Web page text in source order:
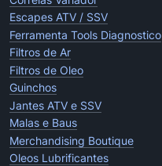
Escapes ATV / SSV
Ferramenta Tools Diagnostico
Filtros de Ar
Filtros de Oleo
Guinchos
Jantes ATV e SSV
Malas e Baus
Merchandising Boutique
Oleos Lubrificantes